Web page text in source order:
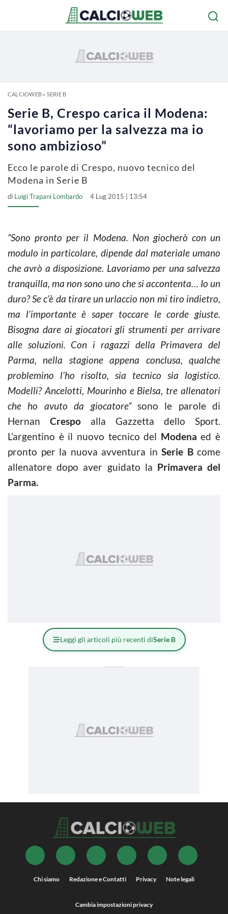
CALCIOWEB» SERIE B
Serie B, Crespo carica il Modena:
“lavoriamo per la salvezza ma io
sono ambizioso”
Ecco le parole di Crespo, nuovo tecnico del
Modena in Serie B
di Luigi Trapani Lombardo 4 Lug 2015 | 13:54
“Sono pronto per il Modena. Non giocherò con un
modulo in particolare, dipende dal materiale umano
che avrò a disposizione. Lavoriamo per una salvezza
tranquilla, ma non sono uno che si accontenta… Io un
duro? Se c’è da tirare un urlaccio non mi tiro indietro,
ma l’importante è saper toccare le corde giuste.
Bisogna dare ai giocatori gli strumenti per arrivare
alle soluzioni. Con i ragazzi della Primavera del
Parma, nella stagione appena conclusa, qualche
problemino l’ho risolto, sia tecnico sia logistico.
Modelli? Ancelotti, Mourinho e Bielsa, tre allenatori
che ho avuto da giocatore”sono le parole di
Hernan Crespo alla Gazzetta dello Sport.
L’argentino è il nuovo tecnico del Modena ed è
pronto per la nuova avventura in Serie Bcome
allenatore dopo aver guidato la Primavera del
Parma.
Leggi gli articoli più recenti diSerie B
Chi siamo Redazione e Contatti Privacy Note legali
Cambia impostazioni privacy